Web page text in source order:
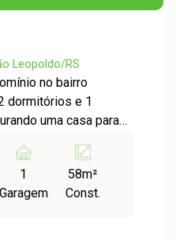
Leopoldo/RS
no bairro
dormitórios e 1
Esta casa
São Borja, em
todo o conforto e
1
Garagem
58m²
Const.